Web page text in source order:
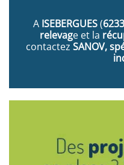
A ISEBERGUES(
relevage et la
contactez SANOV,